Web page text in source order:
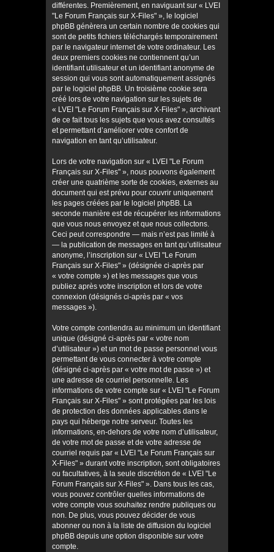
différentes. Premièrement, en naviguant sur « LVEI
"Le Forum Français sur X-Files" », le logiciel
phpBB génèrera un certain nombre de cookies qui
sont de petits fichiers téléchargés temporairement
par le navigateur internet de votre ordinateur. Les
deux premiers cookies ne contiennent qu’un
identifiant utilisateur et un identifiant anonyme de
session qui vous sont automatiquement assignés
par le logiciel phpBB. Un troisième cookie sera
créé lors de votre navigation sur les sujets de
« LVEI "Le Forum Français sur X-Files" », archivant
de ce fait tous les sujets que vous avez consultés
et permettant d’améliorer votre confort de
navigation en tant qu’utilisateur.
Lors de votre navigation sur « LVEI "Le Forum
Français sur X-Files" », nous pouvons également
créer une quatrième sorte de cookies, externes au
document qui est prévu pour couvrir uniquement
les pages créées par le logiciel phpBB. La
seconde manière est de récupérer les informations
que vous nous envoyez et que nous collectons.
Ceci peut correspondre — mais n’est pas limité à
— la publication de messages en tant qu’utilisateur
anonyme, l’inscription sur « LVEI "Le Forum
Français sur X-Files" » (désignée ci-après par
« votre compte ») et les messages que vous
publiez après votre inscription et lors de votre
connexion (désignés ci-après par « vos
messages »).
Votre compte contiendra au minimum un identifiant
unique (désigné ci-après par « votre nom
d’utilisateur ») et un mot de passe personnel vous
permettant de vous connecter à votre compte
(désigné ci-après par « votre mot de passe ») et
une adresse de courriel personnelle. Les
informations de votre compte sur « LVEI "Le Forum
Français sur X-Files" » sont protégées par les lois
de protection des données applicables dans le
pays qui héberge notre serveur. Toutes les
informations, en-dehors de votre nom d’utilisateur,
de votre mot de passe et de votre adresse de
courriel requis par « LVEI "Le Forum Français sur
X-Files" » durant votre inscription, sont obligatoires
ou facultatives, à la seule discrétion de « LVEI "Le
Forum Français sur X-Files" ». Dans tous les cas,
vous pouvez contrôler quelles informations de
votre compte vous souhaitez rendre publiques ou
non. De plus, vous pouvez décider de vous
abonner ou non à la liste de diffusion du logiciel
phpBB depuis une option disponible sur votre
compte.